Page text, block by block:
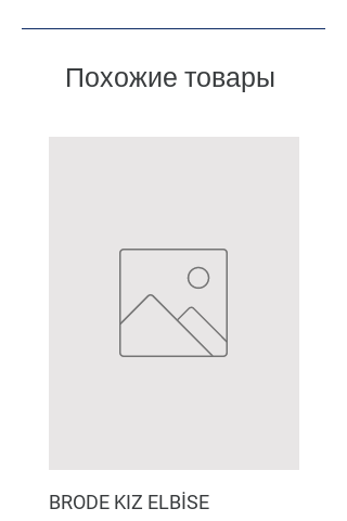
Похожие товары
BRODE KIZ ELBİSE